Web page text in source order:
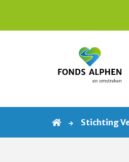
Stichting